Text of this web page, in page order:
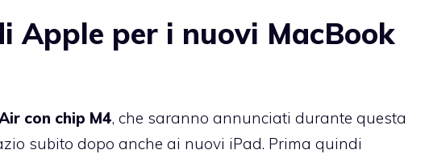
Apple per i nuovi MacBook
con chip M4, che saranno annunciati durante questa
subito dopo anche ai nuovi iPad. Prima quindi